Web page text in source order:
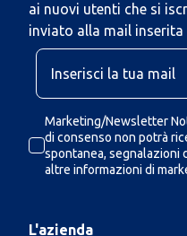
ai nuovi utenti che si
inviato alla mail inserita
Marketing/Newsletter
di consenso non potrà
spontanea, segnalazioni
altre informazioni di
L'azienda